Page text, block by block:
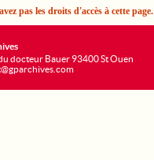
pas les droits d'accès à cette page.
docteur Bauer 93400 St Ouen